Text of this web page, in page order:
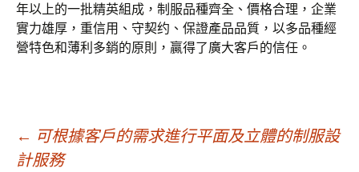
年以上的一批精英組成，制服品種齊全、價格合理，企業
實力雄厚，重信用、守契约、保證產品品質，以多品種經
營特色和薄利多銷的原則，贏得了廣大客戶的信任。
文
← 可根據客戶的需求進行平面及立體的制服設
計服務